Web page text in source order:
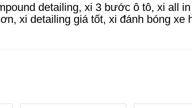
detailing, xi 3 bước ô tô, xi all
xi detailing giá tốt, xi đánh bóng xe